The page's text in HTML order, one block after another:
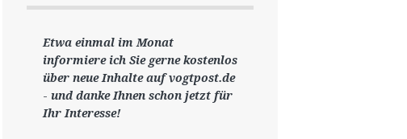
Etwa einmal im Monat
informiere ich Sie gernekostenlos
über neue Inhalte auf vogtpost.de
- und danke Ihnen schon jetzt für
Ihr Interesse!